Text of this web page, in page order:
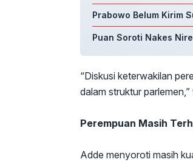
Prabowo Belum Kirim
Puan Soroti Nakes
“Diskusi keterwakilan
dalam struktur
Perempuan Masih
Adde menyoroti masih